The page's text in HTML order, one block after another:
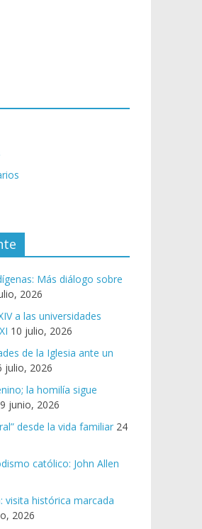
Más diálogo sobre
2026
a las universidades
10 julio, 2026
de la Iglesia ante un
julio, 2026
la homilía sigue
junio, 2026
desde la vida familiar 24
católico: John Allen
visita histórica marcada
2026